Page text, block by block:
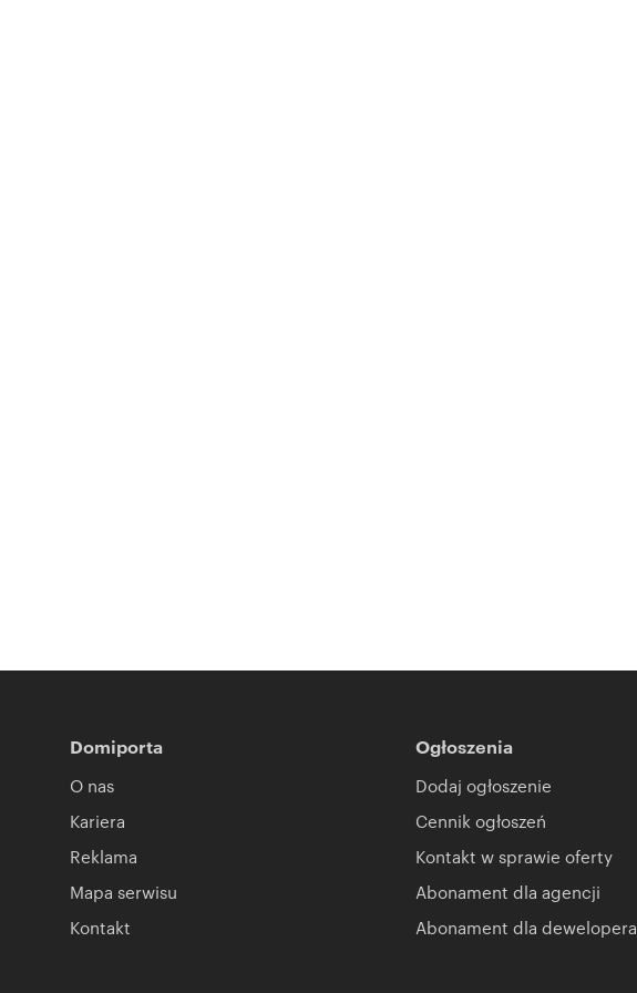
Domiporta
O nas
Kariera
Reklama
Mapa serwisu
Kontakt
Ogłoszenia
Dodaj ogłoszenie
Cennik ogłoszeń
Kontakt w sprawie oferty
Abonament dla agencji
Abonament dla dewelopera